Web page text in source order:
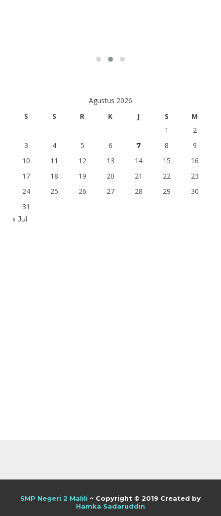
Agustus 2026
S
S R K J S
M
1
2
3
4 5 6 7 8
9
10
11 12 13 14 15
16
17
18 19 20 21 22
23
24
25 26 27 28 29
30
31
« Jul
SMP Negeri 2 Malili ~ Copyright © 2019 Created by
Hamka Sadaruddin